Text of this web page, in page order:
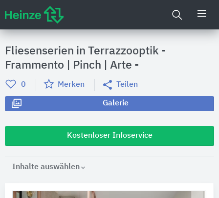
Fliesenserien in Terrazzooptik -
Frammento | Pinch | Arte -
0 Merken Teilen
Galerie
Kostenloser Infoservice
Inhalte auswählen